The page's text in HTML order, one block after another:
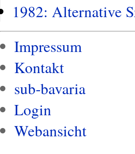
1982: Alternative
Impressum
Kontakt
sub-bavaria
Login
Webansicht